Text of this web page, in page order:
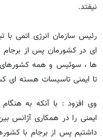
نیفتد.
رئیس سازمان انرژی اتمی با
ای در کشورمان پس از برجام
ها ، سوئیس و همه
تا ایمنی تاسیسات هسته ای
وی افزود : با آنکه به
ایمنی را در همکاری آژانس
داشتیم پس از برجام با